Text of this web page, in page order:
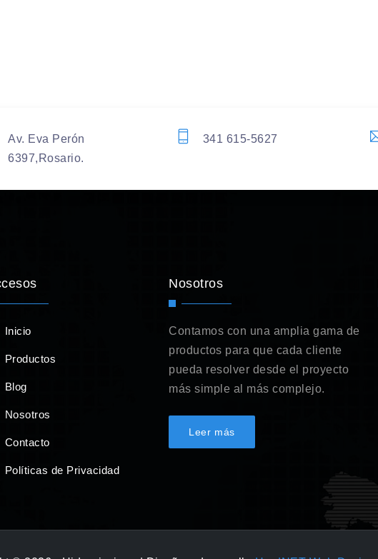
Av. Eva Perón
6397,Rosario.
341 615-5627
Inicio
Productos
Blog
Nosotros
Contacto
Políticas de Privacidad
Nosotros
Contamos con una amplia gama de
productos para que cada cliente
pueda resolver desde el proyecto
más simple al más complejo.
Leer más